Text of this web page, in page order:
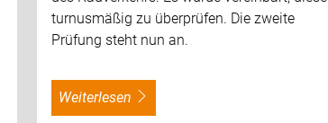
turnusmäßig zu überprüfen. Die zweite
Prüfung steht nun an.
weiterlesen